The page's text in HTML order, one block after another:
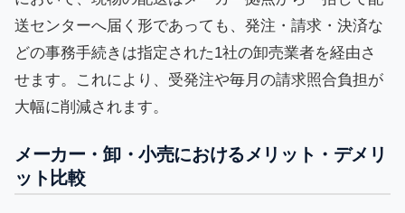
送センターへ届く形であっても、発注・請求・決済な
どの事務手続きは指定された1社の卸売業者を経由さ
せます。これにより、受発注や毎月の請求照合負担が
大幅に削減されます。
メーカー・卸・小売におけるメリット・デメリ
ット比較